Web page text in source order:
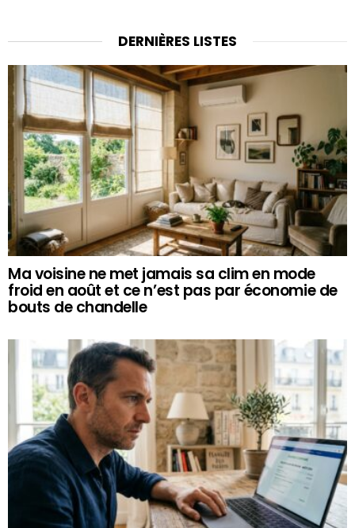
DERNIÈRES LISTES
Ma voisine ne met jamais sa clim en mode
froid en août et ce n’est pas par économie de
bouts de chandelle